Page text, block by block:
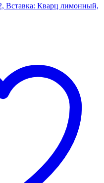
Вставка: Кварц лимонный,